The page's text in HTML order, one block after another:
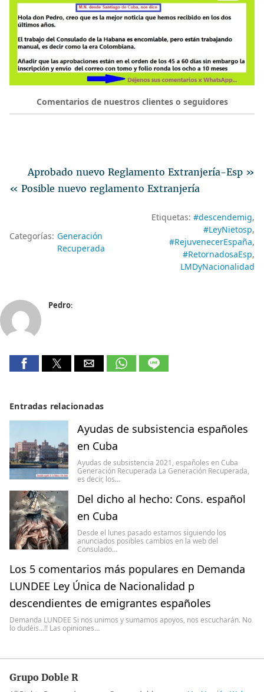
Comentarios de nuestros clientes o seguidores
Aprobado nuevo Reglamento Extranjería-Esp »
« Posible nuevo reglamento Extranjería
Categorías: Generación
Recuperada
Etiquetas: #descendemig
#LeyNietosp
#RejuvenecerEspaña
#RetornadosaEsp
LMDyNacionalidad
Pedro:
Entradas relacionadas
Ayudas de subsistencia españoles
en Cuba
Ayudas de subsistencia 2021, españoles en Cuba
Generación Recuperada La Generación Recuperada,
es decir, los…
Del dicho al hecho: Cons. español
en Cuba
Desde el lunes pasado estamos siguiendo los
anunciados posibles cambios en la web del
Consulado…
Los 5 comentarios más populares en Demanda
LUNDEE Ley Única de Nacionalidad p
descendientes de emigrantes españoles
Demanda LUNDEE Si nos unimos y sumamos apoyos, nos escucharán. No
lo dudéis...!! Las opiniones…
Grupo Doble R